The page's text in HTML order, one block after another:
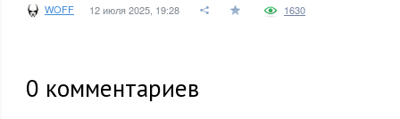
WOFF 12 июля 2025, 19:28 1630
0 комментариев